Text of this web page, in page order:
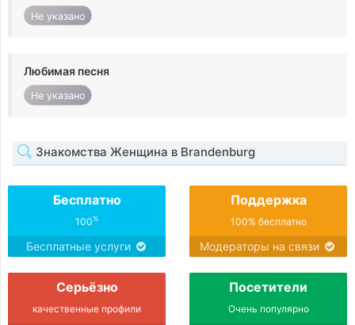
Не указано
Любимая песня
Не указано
Знакомства Женщина в Brandenburg
Бесплатно
100%
Бесплатные услуги
Поддержка
100% бесплатно
Модераторы на связи
Серьёзно
качественные профили
Посетители
Очень популярно